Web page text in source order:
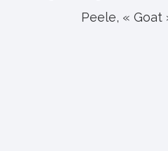
Peele, «